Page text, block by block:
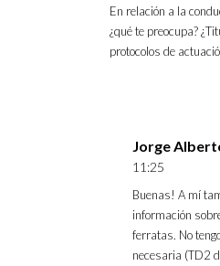
En relación a la
¿qué te preocupa?
protocolos de
Jorge
11:25
Buenas! A mí
información
ferratas. No
necesaria (TD2